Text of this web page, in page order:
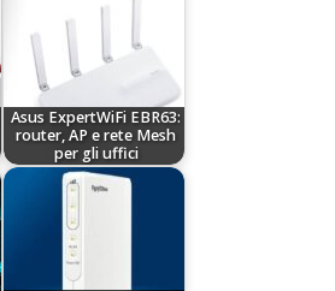
Asus ExpertWiFi EBR63:
router, AP e rete Mesh
per gli uffici